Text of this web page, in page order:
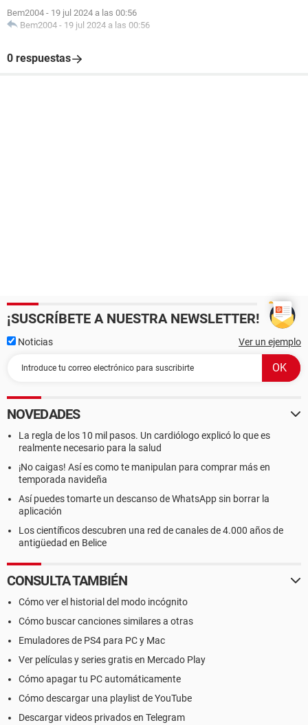
Bem2004 - 19 jul 2024 a las 00:56
Bem2004 - 19 jul 2024 a las 00:56
0 respuestas
¡SUSCRÍBETE A NUESTRA NEWSLETTER!
Noticias Ver un ejemplo
NOVEDADES
La regla de los 10 mil pasos. Un cardiólogo explicó lo que es
realmente necesario para la salud
¡No caigas! Así es como te manipulan para comprar más en
temporada navideña
Así puedes tomarte un descanso de WhatsApp sin borrar la
aplicación
Los científicos descubren una red de canales de 4.000 años de
antigüedad en Belice
CONSULTA TAMBIÉN
Cómo ver el historial del modo incógnito
Cómo buscar canciones similares a otras
Emuladores de PS4 para PC y Mac
Ver películas y series gratis en Mercado Play
Cómo apagar tu PC automáticamente
Cómo descargar una playlist de YouTube
Descargar videos privados en Telegram